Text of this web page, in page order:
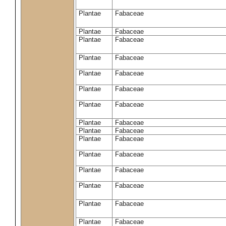
Plantae Fabaceae
Plantae
Fabaceae
Plantae
Fabaceae
Plantae Fabaceae
Plantae Fabaceae
Plantae Fabaceae
Plantae Fabaceae
Plantae
Fabaceae
Plantae
Fabaceae
Plantae
Fabaceae
Plantae Fabaceae
Plantae Fabaceae
Plantae Fabaceae
Plantae Fabaceae
Plantae Fabaceae